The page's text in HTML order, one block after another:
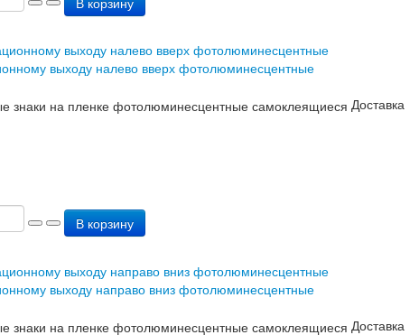
выходу налево вверх фотолюминесцентные
Доставка
В корзину
выходу направо вниз фотолюминесцентные
Доставка